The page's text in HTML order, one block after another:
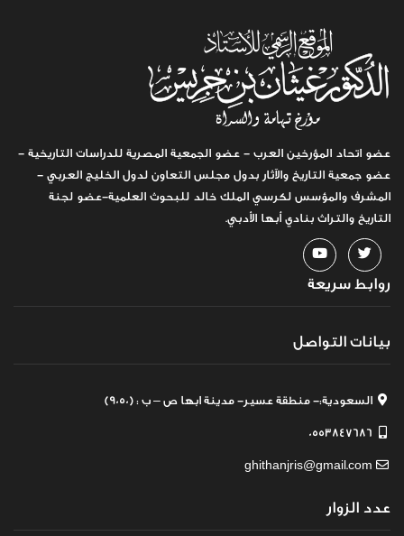
عضو اتحاد المؤرخين العرب - عضو الجمعية المصرية للدراسات التاريخية -
عضو جمعية التاريخ والآثار بدول مجلس التعاون لدول الخليج العربي -
المشرف والمؤسس لكرسي الملك خالد للبحوث العلمية-عضو لجنة
التاريخ والتراث بنادي أبها الأدبي.
روابط سريعة
بيانات التواصل
السعودية:- منطقة عسير- مدينة ابها ص – ب : (9050)
0553847686
ghithanjris@gmail.com
عدد الزوار